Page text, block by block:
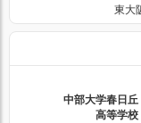
東大
中部大学春日丘
高等学校